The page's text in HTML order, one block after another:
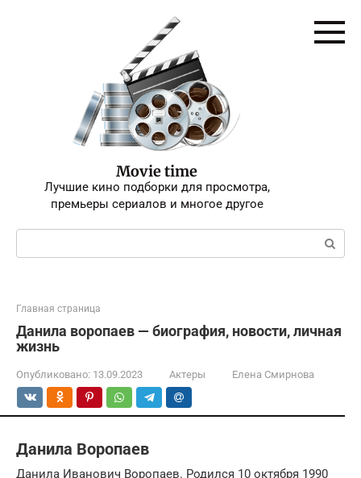
Movie time
Лучшие кино подборки для просмотра,
премьеры сериалов и многое другое
Поиск:
Главная страница
Данила воропаев — биография, новости, личная
жизнь
Опубликовано: 13.09.2023 Актеры Елена Смирнова
Данила Воропаев
Данила Иванович Воропаев. Родился 10 октября 1990